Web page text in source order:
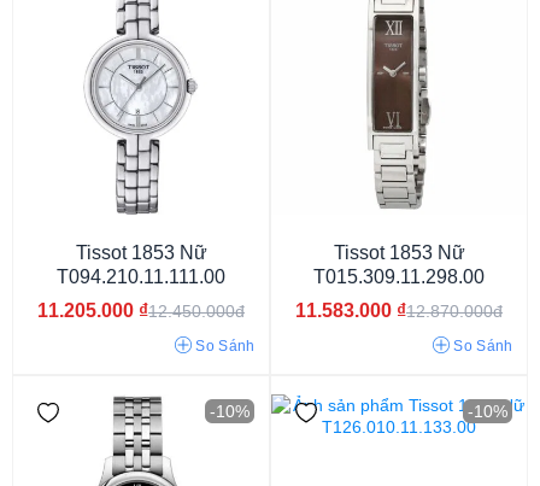
Kính Khoáng Kính Sapphire
Tissot 1853 Nữ
T094.210.11.111.00
11.205.000 ₫12.450.000đ
So Sánh
Tissot 1853 Nữ
T015.309.11.298.00
11.583.000 ₫12.870.000đ
So Sánh
-10% -10%